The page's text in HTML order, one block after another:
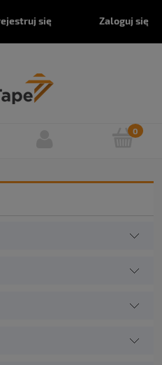
się Zaloguj się